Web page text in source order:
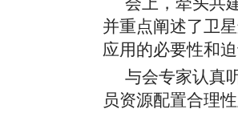
并重点阐述了卫
应用的必要性和迫
与会专家认真
员资源配置合理